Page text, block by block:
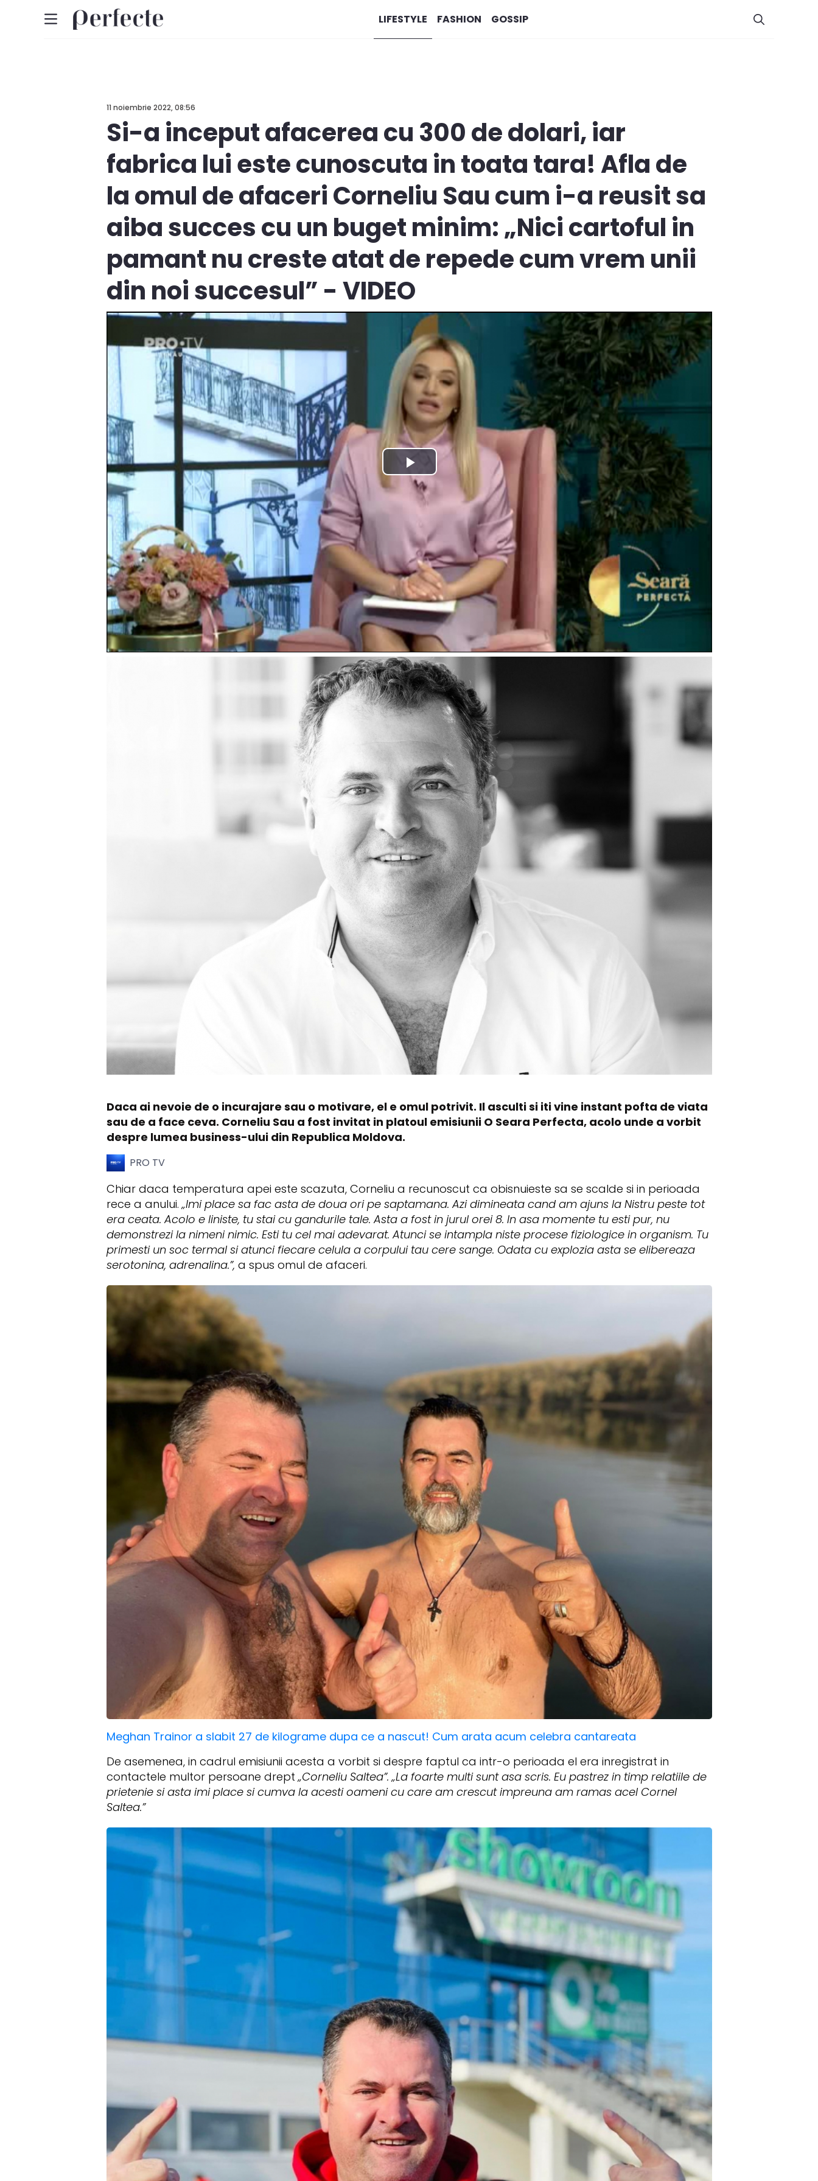
LIFESTYLE FASHION GOSSIP
11 noiembrie 2022, 08:56
Si-a inceput afacerea cu 300 de dolari, iar
fabrica lui este cunoscuta in toata tara! Afla de
la omul de afaceri Corneliu Sau cum i-a reusit sa
aiba succes cu un buget minim: „Nici cartoful in
pamant nu creste atat de repede cum vrem unii
din noi succesul” - VIDEO
Daca ai nevoie de o incurajare sau o motivare, el e omul potrivit. Il asculti si iti vine instant pofta de viata
sau de a face ceva. Corneliu Sau a fost invitat in platoul emisiunii O Seara Perfecta, acolo unde a vorbit
despre lumea business-ului din Republica Moldova.
PRO TV
Chiar daca temperatura apei este scazuta, Corneliu a recunoscut ca obisnuieste sa se scalde si in perioada
rece a anului. „Imi place sa fac asta de doua ori pe saptamana. Azi dimineata cand am ajuns la Nistru peste tot
era ceata. Acolo e liniste, tu stai cu gandurile tale. Asta a fost in jurul orei 8. In asa momente tu esti pur, nu
demonstrezi la nimeni nimic. Esti tu cel mai adevarat. Atunci se intampla niste procese fiziologice in organism. Tu
primesti un soc termal si atunci fiecare celula a corpului tau cere sange. Odata cu explozia asta se elibereaza
serotonina, adrenalina.”, a spus omul de afaceri.
Meghan Trainor a slabit 27 de kilograme dupa ce a nascut! Cum arata acum celebra cantareata
De asemenea, in cadrul emisiunii acesta a vorbit si despre faptul ca intr-o perioada el era inregistrat in
contactele multor persoane drept „Corneliu Saltea”. „La foarte multi sunt asa scris. Eu pastrez in timp relatiile de
prietenie si asta imi place si cumva la acesti oameni cu care am crescut impreuna am ramas acel Cornel
Saltea.”